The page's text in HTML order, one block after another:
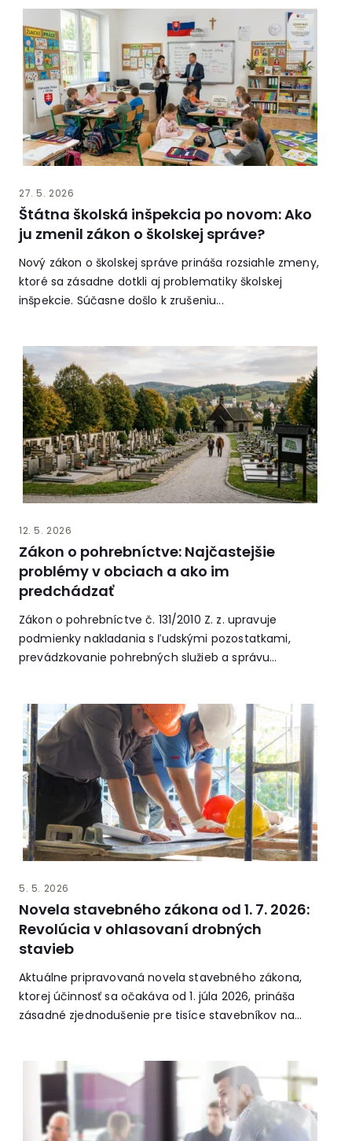
27. 5. 2026
Štátna školská inšpekcia po novom: Ako
ju zmenil zákon o školskej správe?
Nový zákon o školskej správe prináša rozsiahle zmeny,
ktoré sa zásadne dotkli aj problematiky školskej
inšpekcie. Súčasne došlo k zrušeniu...
12. 5. 2026
Zákon o pohrebníctve: Najčastejšie
problémy v obciach a ako im
predchádzať
Zákon o pohrebníctve č. 131/2010 Z. z. upravuje
podmienky nakladania s ľudskými pozostatkami,
prevádzkovanie pohrebných služieb a správu
5. 5. 2026
Novela stavebného zákona od 1. 7. 2026:
Revolúcia v ohlasovaní drobných
stavieb
Aktuálne pripravovaná novela stavebného zákona,
ktorej účinnosť sa očakáva od 1. júla 2026, prináša
zásadné zjednodušenie pre tisíce stavebníkov na...